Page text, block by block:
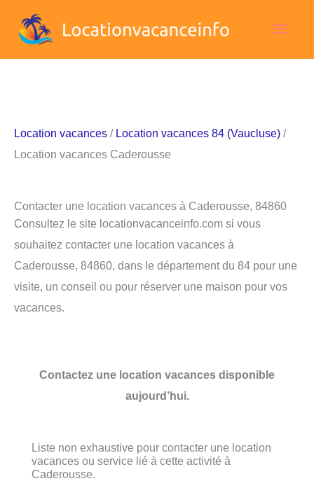
Location vacances / Location vacances 84 (Vaucluse) /
Location vacances Caderousse
Contacter une location vacances à Caderousse, 84860
Consultez le site locationvacanceinfo.com si vous
souhaitez contacter une location vacances à
Caderousse, 84860, dans le département du 84 pour une
visite, un conseil ou pour réserver une maison pour vos
vacances.
Contactez une location vacances disponible
aujourd’hui.
Liste non exhaustive pour contacter une location
vacances ou service lié à cette activité à
Caderousse.